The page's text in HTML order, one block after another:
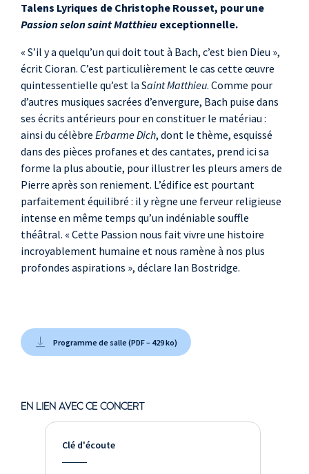
Talens Lyriques de Christophe Rousset, pour une
Passion selon saint Matthieu exceptionnelle.
« S’il y a quelqu’un qui doit tout à Bach, c’est bien Dieu »,
écrit Cioran. C’est particulièrement le cas cette œuvre
quintessentielle qu’est la Saint Matthieu. Comme pour
d’autres musiques sacrées d’envergure, Bach puise dans
ses écrits antérieurs pour en constituer le matériau :
ainsi du célèbre Erbarme Dich, dont le thème, esquissé
dans des pièces profanes et des cantates, prend ici sa
forme la plus aboutie, pour illustrer les pleurs amers de
Pierre après son reniement. L’édifice est pourtant
parfaitement équilibré : il y règne une ferveur religieuse
intense en même temps qu’un indéniable souffle
théâtral. « Cette Passion nous fait vivre une histoire
incroyablement humaine et nous ramène à nos plus
profondes aspirations », déclare Ian Bostridge.
Programme de salle (PDF – 429 ko)
EN LIEN AVEC CE CONCERT
Clé d'écoute